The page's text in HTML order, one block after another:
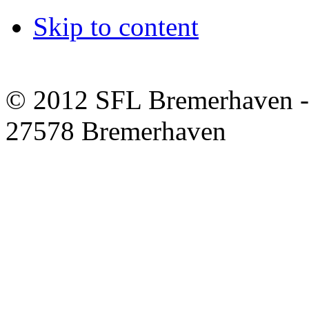
Skip to content
© 2012 SFL Bremerhaven
27578 Bremerhaven